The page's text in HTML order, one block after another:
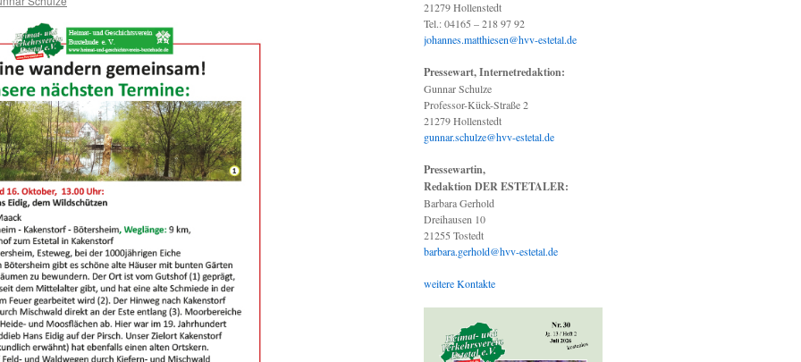
21279 Hollenstedt
Tel.: 04165 – 218 97 92
johannes.matthiesen@hvv-estetal.de
Pressewart, Internetredaktion:
Gunnar Schulze
Professor-Kück-Straße 2
21279 Hollenstedt
gunnar.schulze@hvv-estetal.de
Pressewartin,
Redaktion DER ESTETALER:
Barbara Gerhold
Dreihausen 10
21255 Tostedt
barbara.gerhold@hvv-estetal.de
weitere Kontakte